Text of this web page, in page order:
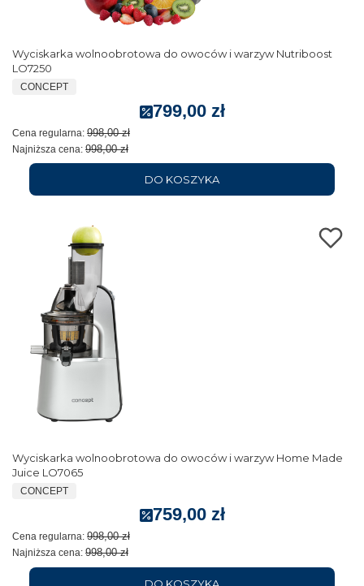
Wyciskarka wolnoobrotowa do owoców i warzyw Nutriboost
LO7250
CONCEPT
799,00 zł
Cena regularna: 998,00 zł
Najniższa cena: 998,00 zł
DO KOSZYKA
Wyciskarka wolnoobrotowa do owoców i warzyw Home Made
Juice LO7065
CONCEPT
759,00 zł
Cena regularna: 998,00 zł
Najniższa cena: 998,00 zł
DO KOSZYKA